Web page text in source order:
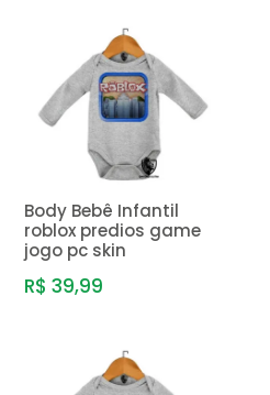
Body Bebê Infantil
roblox predios game
jogo pc skin
R$ 39,99